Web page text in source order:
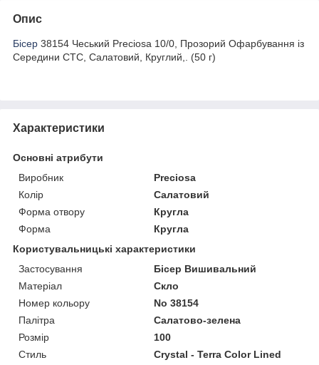
Опис
Бісер 38154 Чеський Preciosa 10/0, Прозорий Офарбування із
Середини CTC, Салатовий, Круглий,. (50 г)
Характеристики
Основні атрибути
Виробник
Preciosa
Колір
Салатовий
Форма отвору
Кругла
Форма
Кругла
Користувальницькі характеристики
Застосування
Бісер Вишивальний
Матеріал
Скло
Номер кольору
No 38154
Палітра
Салатово-зелена
Розмір
100
Стиль
Crystal - Terra Color Lined